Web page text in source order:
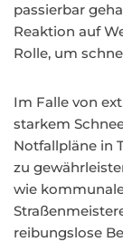
passierbar
Reaktion auf
Rolle, um
Im Falle von
starkem
Notfallpläne in
zu
wie
reibungslose